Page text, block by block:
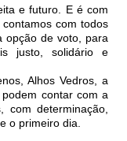
e futuro. E é com
com todos
opção de voto, para
justo, solidário e
Alhos Vedros, a
contar com a
com determinação,
o primeiro dia.